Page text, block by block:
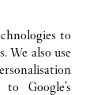
Exzellenz.
to
We also use
to Google's